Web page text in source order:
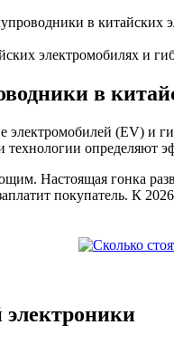
в китайских
в
(EV) и
определяют
Настоящая гонка
покупатель. К